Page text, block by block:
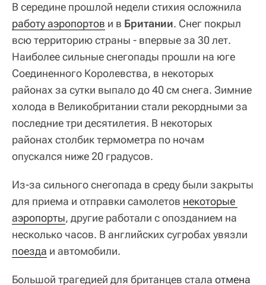
В середине прошлой недели стихия осложнила
работу аэропортов и в Британии. Снег покрыл
всю территорию страны - впервые за 30 лет.
Наиболее сильные снегопады прошли на юге
Соединенного Королевства, в некоторых
районах за сутки выпало до 40 см снега. Зимние
холода в Великобритании стали рекордными за
последние три десятилетия. В некоторых
районах столбик термометра по ночам
опускался ниже 20 градусов.
Из-за сильного снегопада в среду были закрыты
для приема и отправки самолетов некоторые
аэропорты, другие работали с опозданием на
несколько часов. В английских сугробах увязли
поезда и автомобили.
Большой трагедией для британцев стала отмена